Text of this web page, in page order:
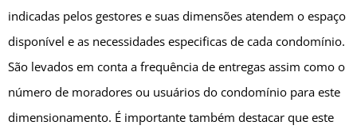
indicadas pelos gestores e suas dimensões atendem o espaço
disponível e as necessidades especificas de cada condomínio.
São levados em conta a frequência de entregas assim como o
número de moradores ou usuários do condomínio para este
dimensionamento. É importante também destacar que este